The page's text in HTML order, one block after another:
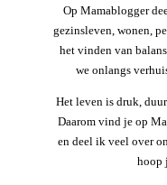
Op Mamablogger
gezinsleven, wonen,
het vinden van
we onlangs
Het leven is druk,
Daarom vind je op
en deel ik veel over
hoop